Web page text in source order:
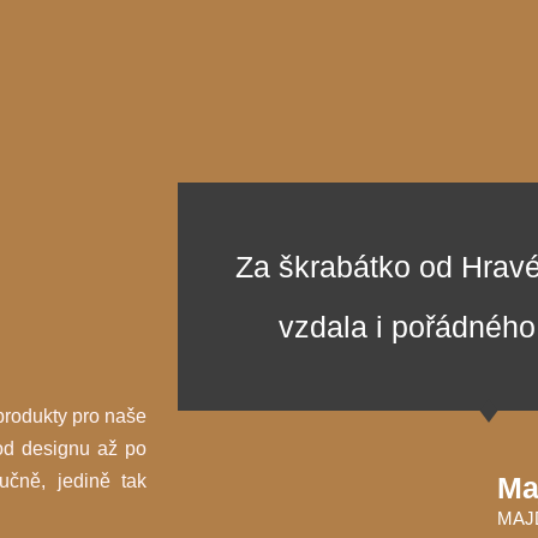
pro naše
designu až po
jedině tak
Za škrabátko od
vzdala i